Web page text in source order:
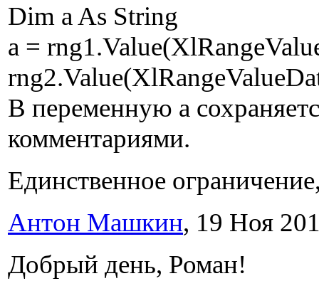
Dim a As String
a =
В переменную a
комментариями.
Единственное
Антон Машкин, 19 Ноя
Добрый день, Роман!